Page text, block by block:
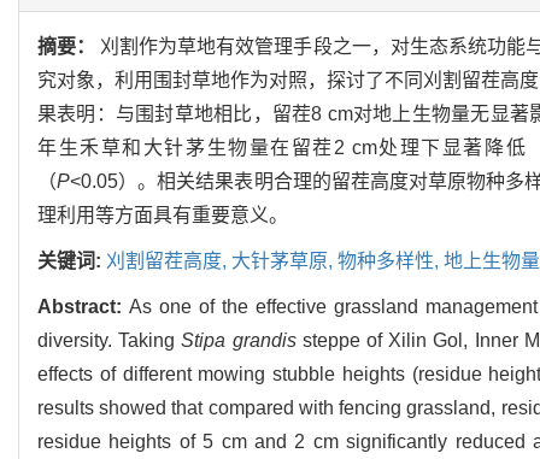
摘要： 刈割作为草地有效管理手段之一，对生态系统功能
究对象，利用围封草地作为对照，探讨了不同刈割留茬高
果表明：与围封草地相比，留茬8 cm对地上生物量无显
年生禾草和大针茅生物量在留茬2 cm处理下显著降低
（P<0.05）。相关结果表明合理的留茬高度对草原物种多
理利用等方面具有重要意义。
关键词: 刈割留茬高度, 大针茅草原, 物种多样性, 地上生物量
Abstract: As one of the effective grassland
diversity. TakingStipa grandissteppe of Xilin Gol, Inner
effects of different mowing stubble heights (residue
results showed that compared with fencing grassland,
residue heights of 5 cm and 2 cm significantly reduced